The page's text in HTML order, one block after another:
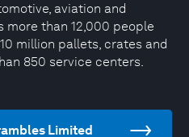
aviation and
more than 12,000 people
million pallets, crates and
850 service centers.
Limited